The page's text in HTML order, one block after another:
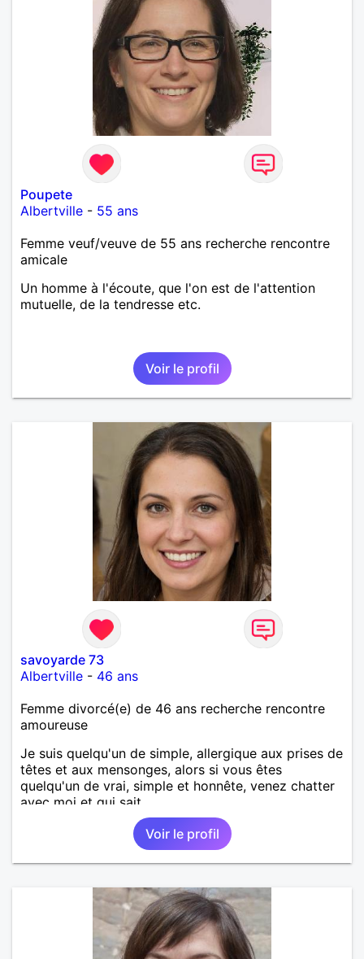
Poupete
Albertville - 55 ans
Femme veuf/veuve de 55 ans recherche rencontre
amicale
Un homme à l'écoute, que l'on est de l'attention
mutuelle, de la tendresse etc.
Voir le profil
savoyarde 73
Albertville - 46 ans
Femme divorcé(e) de 46 ans recherche rencontre
amoureuse
Je suis quelqu'un de simple, allergique aux prises de
têtes et aux mensonges, alors si vous êtes
quelqu'un de vrai, simple et honnête, venez chatter
avec moi et qui sait...
Voir le profil